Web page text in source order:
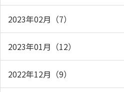
2023年02月（7）
2023年01月（12）
2022年12月（9）